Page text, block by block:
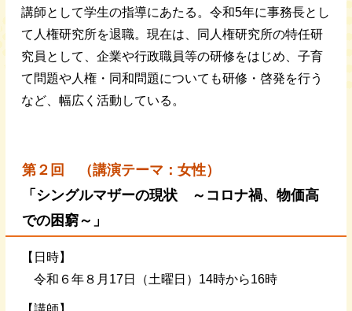
講師として学生の指導にあたる。令和5年に事務長とし
て人権研究所を退職。現在は、同人権研究所の特任研
究員として、企業や行政職員等の研修をはじめ、子育
て問題や人権・同和問題についても研修・啓発を行う
など、幅広く活動している。
第２ 回 （講演テーマ：女性）
「シングルマザーの現状 ～コロナ禍、物価高
での困窮～」
【日時】
令和６年８月17日（土曜日）14時から16時